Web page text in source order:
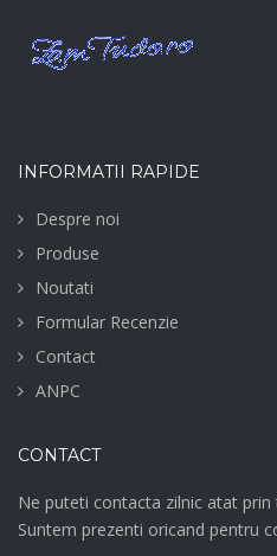
INFORMATII RAPIDE
Despre noi
Produse
Noutati
Formular Recenzie
Contact
ANPC
CONTACT
Ne puteti contacta zilnic atat
Suntem prezenti oricand pentru